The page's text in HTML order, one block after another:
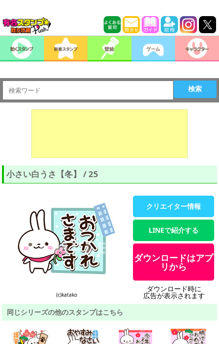
検索
小さい白うさ【冬】 / 25
(c)katako
クリエイター情報
LINEで紹介する
ダウンロードはアプ
リから
ダウンロード時に
広告が表示されます
同じシリーズの他のスタンプはこちら